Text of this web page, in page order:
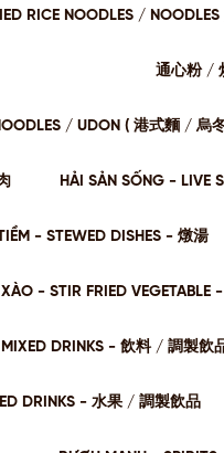
RICE NOODLES /
通⼼粉 /
/ UDON ( 港式麵 / 烏
HẢI SẢN SỐNG - LIVE
- STEWED DISHES - 燉湯
XÀO - STIR FRIED VEGETABLE
DRINKS - 飲料 / 調製飲
DRINKS - ⽔果 / 調製飲品